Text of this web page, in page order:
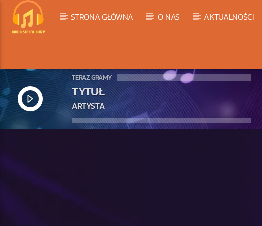
STRONA GŁÓWNA O NAS AKTUALNOŚCI
TERAZ GRAMY
TYTUŁ
ARTYSTA